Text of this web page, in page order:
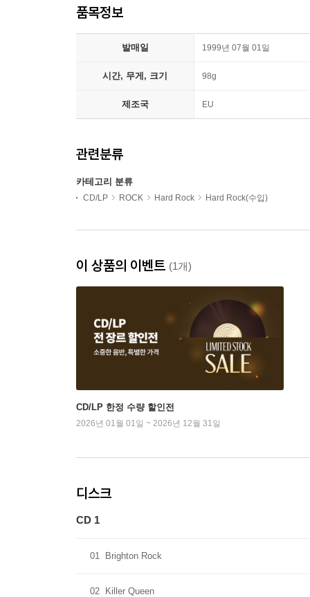
품목정보
발매일 1999년 07월 01일
시간, 무게, 크기 98g
제조국 EU
관련분류
카테고리 분류
CD/LP ROCK Hard Rock Hard Rock(수입)
이 상품의 이벤트 (1개)
CD/LP 한정 수량 할인전
2026년 01월 01일 ~ 2026년 12월 31일
디스크
CD 1
01 Brighton Rock
02 Killer Queen